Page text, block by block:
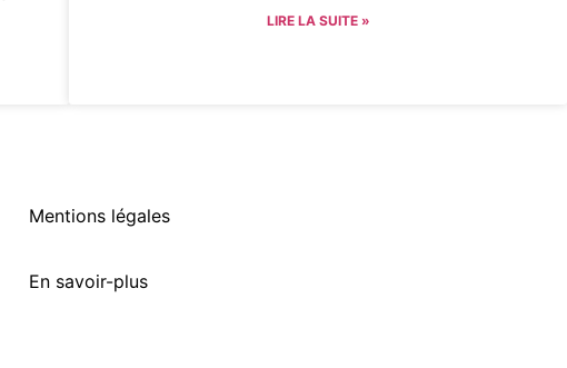
LIRE LA SUITE »
Mentions légales
En savoir-plus